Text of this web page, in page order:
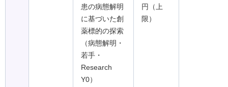
患の病態解明
に基づいた創
薬標的の探索
（病態解明・
若手・
Research
Y0）
円（上
限）